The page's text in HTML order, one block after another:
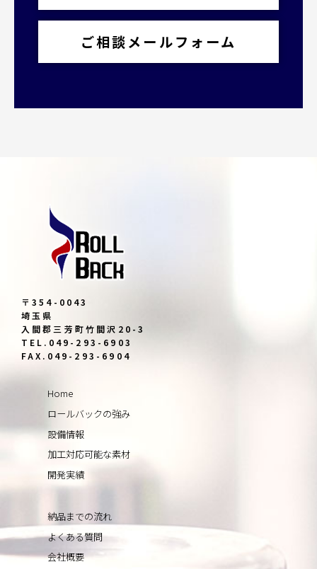
ご相談メールフォーム
〒354-0043
埼玉県
入間郡三芳町竹間沢20-3
TEL.049-293-6903
FAX.049-293-6904
Home
ロールバックの強み
設備情報
加工対応可能な素材
開発実績
納品までの流れ
よくある質問
会社概要